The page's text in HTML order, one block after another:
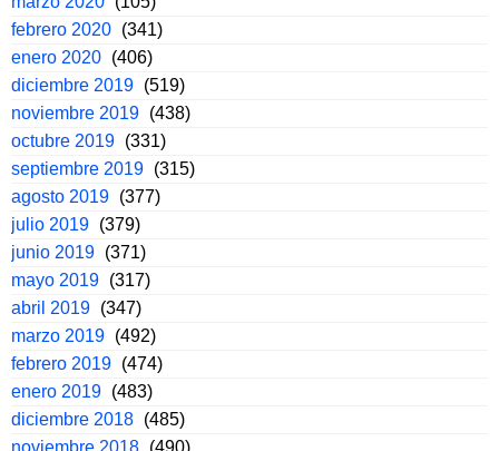
febrero 2020 (341)
enero 2020 (406)
diciembre 2019 (519)
noviembre 2019 (438)
octubre 2019 (331)
septiembre 2019 (315)
agosto 2019 (377)
julio 2019 (379)
junio 2019 (371)
mayo 2019 (317)
abril 2019 (347)
marzo 2019 (492)
febrero 2019 (474)
enero 2019 (483)
diciembre 2018 (485)
noviembre 2018 (490)